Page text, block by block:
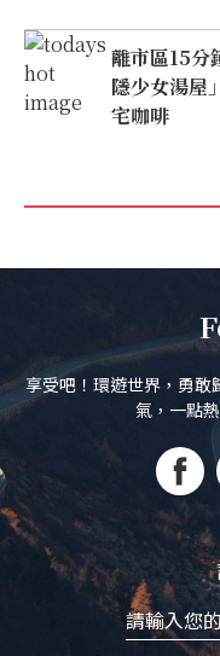
離市區15分
隱少女湯屋
宅咖啡
享受吧！環遊世界，勇敢
氣，一點